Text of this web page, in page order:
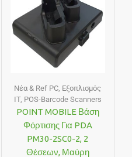
Νέα & Ref PC Εξοπλισμός
IT, POS-Barcode Scanners
POINT MOBILE Βάση
Φόρτισης Για PDA
PM30-2SC0-2, 2
Θέσεων, Μαύρη